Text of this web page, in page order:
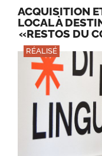
ACQUISITION
LOCAL À
«RESTOS DU
RÉALISÉ